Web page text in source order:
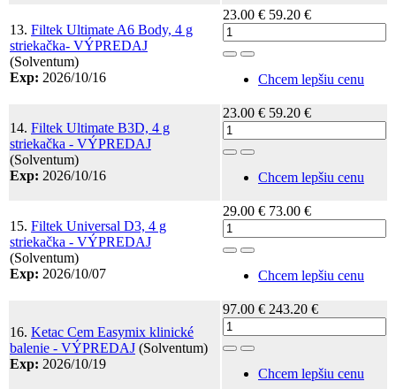
13. Filtek Ultimate A6 Body, 4 g
striekačka- VÝPREDAJ
(Solventum)
Exp: 2026/10/16
23.00 € 59.20 €
Toggle Dropdown
Chcem lepšiu cenu
14. Filtek Ultimate B3D, 4 g
striekačka - VÝPREDAJ
(Solventum)
Exp: 2026/10/16
23.00 € 59.20 €
Toggle Dropdown
Chcem lepšiu cenu
15. Filtek Universal D3, 4 g
striekačka - VÝPREDAJ
(Solventum)
Exp: 2026/10/07
29.00 € 73.00 €
Toggle Dropdown
Chcem lepšiu cenu
16. Ketac Cem Easymix klinické
balenie - VÝPREDAJ (Solventum)
Exp: 2026/10/19
97.00 € 243.20 €
Toggle Dropdown
Chcem lepšiu cenu